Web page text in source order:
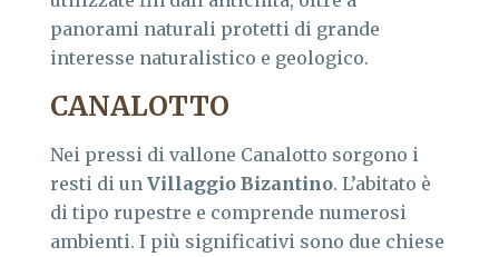
panorami naturali protetti di grande
interesse naturalistico e geologico.
CANALOTTO
Nei pressi di vallone Canalotto sorgono i
resti di un Villaggio Bizantino. L’abitato è
di tipo rupestre e comprende numerosi
ambienti. I più significativi sono due chiese